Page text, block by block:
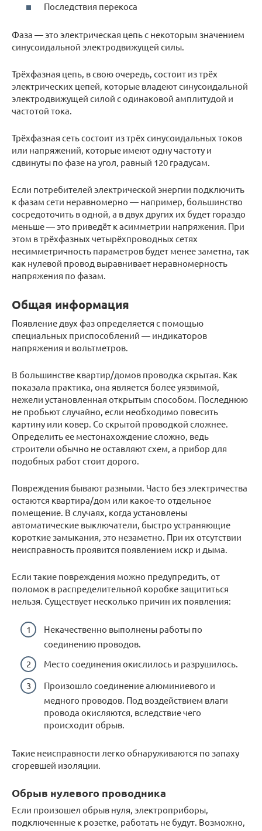
Последствия перекоса
Фаза — это электрическая цепь с некоторым значением
синусоидальной электродвижущей силы.
Трёхфазная цепь, в свою очередь, состоит из трёх
электрических цепей, которые владеют синусоидальной
электродвижущей силой с одинаковой амплитудой и
частотой тока.
Трёхфазная сеть состоит из трёх синусоидальных токов
или напряжений, которые имеют одну частоту и
сдвинуты по фазе на угол, равный 120 градусам.
Если потребителей электрической энергии подключить
к фазам сети неравномерно — например, большинство
сосредоточить в одной, а в двух других их будет гораздо
меньше — это приведёт к асимметрии напряжения. При
этом в трёхфазных четырёхпроводных сетях
несимметричность параметров будет менее заметна, так
как нулевой провод выравнивает неравномерность
напряжения по фазам.
Общая информация
Появление двух фаз определяется с помощью
специальных приспособлений — индикаторов
напряжения и вольтметров.
В большинстве квартир/домов проводка скрытая. Как
показала практика, она является более уязвимой,
нежели установленная открытым способом. Последнюю
не пробьют случайно, если необходимо повесить
картину или ковер. Со скрытой проводкой сложнее.
Определить ее местонахождение сложно, ведь
строители обычно не оставляют схем, а прибор для
подобных работ стоит дорого.
Повреждения бывают разными. Часто без электричества
остаются квартира/дом или какое-то отдельное
помещение. В случаях, когда установлены
автоматические выключатели, быстро устраняющие
короткие замыкания, это незаметно. При их отсутствии
неисправность проявится появлением искр и дыма.
Если такие повреждения можно предупредить, от
поломок в распределительной коробке защититься
нельзя. Существует несколько причин их появления:
Некачественно выполнены работы по
соединению проводов.
Место соединения окислилось и разрушилось.
Произошло соединение алюминиевого и
медного проводов. Под воздействием влаги
провода окисляются, вследствие чего
происходит обрыв.
Такие неисправности легко обнаруживаются по запаху
сгоревшей изоляции.
Обрыв нулевого проводника
Если произошел обрыв нуля, электроприборы,
подключенные к розетке, работать не будут. Возможно,